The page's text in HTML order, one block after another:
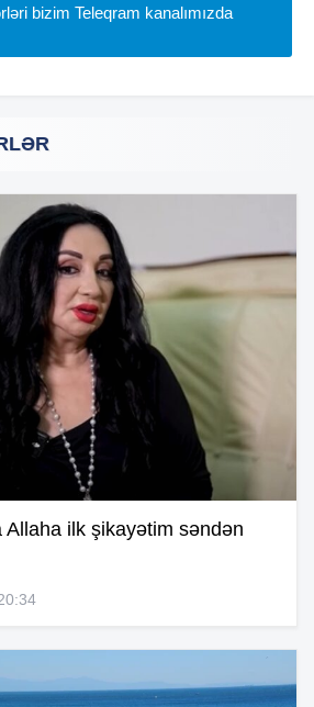
bizim Teleqram kanalımızda
ilk şikayətim səndən